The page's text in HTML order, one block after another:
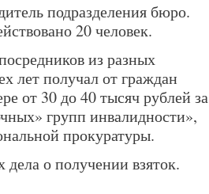
подразделения бюро.
20 человек.
из разных
лет получал от граждан
от 30 до 40 тысяч рублей за
групп инвалидности»,
прокуратуры.
дела о получении взяток.